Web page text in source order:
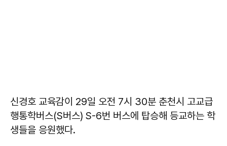
신경호 교육감이 29일 오전 7시 30분 춘천시 고교급
행통학버스(S버스) S-6번 버스에 탑승해 등교하는 학
생들을 응원했다.